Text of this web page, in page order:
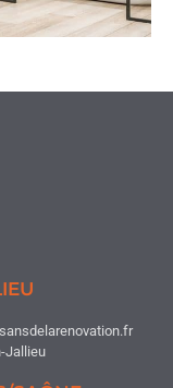
Jallieu